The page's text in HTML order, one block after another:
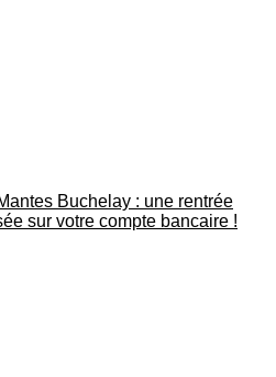
Buchelay : une rentrée
sur votre compte bancaire !